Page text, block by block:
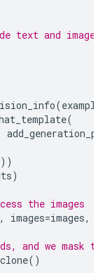
text and image
(example
(
)
the images
, images=images,
and we mask
clone()